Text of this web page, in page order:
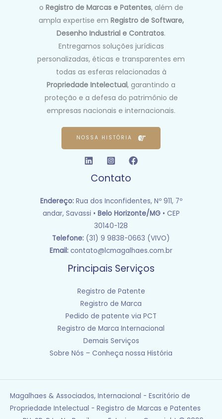
o Registro de Marcas e Patentes, além de
ampla expertise em Registro de Software,
Desenho Industrial e Contratos.
Entregamos soluções jurídicas
personalizadas, éticas e transparentes em
todas as esferas relacionadas à
Propriedade Intelectual, garantindo a
proteção e a defesa do patrimônio de
empresas nacionais e internacionais.
NOSSA HISTÓRIA
Contato
Endereço:Rua dos Inconfidentes, Nº 911, 7º
andar, Savassi • Belo Horizonte/MG• CEP
30140-128
Telefone: (31) 9 9838-0663 (VIVO)
Email: contato@lcmagalhaes.com.br
Principais Serviços
Registro de Patente
Registro de Marca
Pedido de patente via PCT
Registro de Marca Internacional
Demais Serviços
Sobre Nós – Conheça nossa História
Magalhaes & Associados, Internacional - Escritório de
Propriedade Intelectual - Registro de Marcas e Patentes